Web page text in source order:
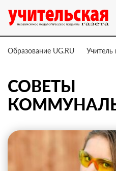
Образование UG.RU Учитель
СОВЕТЫ